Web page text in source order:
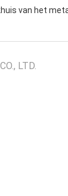
van het
LTD.